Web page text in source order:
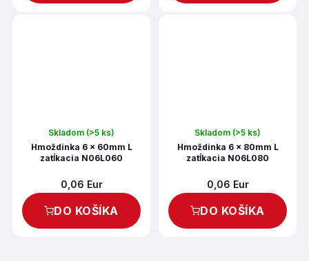
Skladom (>5 ks)
Hmoždinka 6 x 60mm L
zatĺkacia N06L060
0,06 Eur
DO KOŠÍKA
Skladom (>5 ks)
Hmoždinka 6 x 80mm L
zatĺkacia N06L080
0,06 Eur
DO KOŠÍKA